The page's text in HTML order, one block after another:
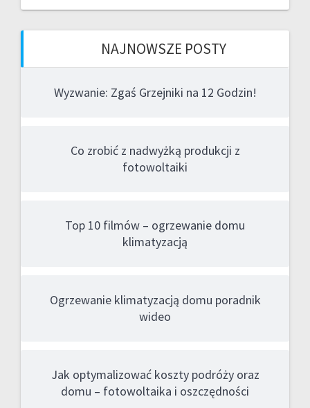
NAJNOWSZE POSTY
Wyzwanie: Zgaś Grzejniki na 12 Godzin!
Co zrobić z nadwyżką produkcji z
fotowoltaiki
Top 10 filmów – ogrzewanie domu
klimatyzacją
Ogrzewanie klimatyzacją domu poradnik
wideo
Jak optymalizować koszty podróży oraz
domu – fotowoltaika i oszczędności